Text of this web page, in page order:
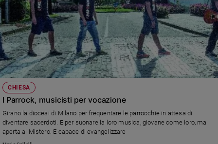
CHIESA
I Parrock, musicisti per vocazione
Girano la diocesi di Milano per frequentare le parrocchie in attesa di
diventare sacerdoti. E per suonare la loro musica, giovane come loro, ma
aperta al Mistero. E capace di evangelizzare